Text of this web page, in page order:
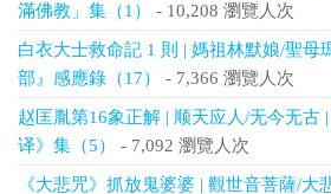
滿佛教」集（1）
- 10,208 瀏覽人次
白衣大士救命記 1 則 | 媽祖林默娘/聖母
部』感應錄（17）
- 7,366 瀏覽人次
赵匡胤第16象正解 | 顺天应人/无今无古
译》集（5）
- 7,092 瀏覽人次
《大悲咒》抓放鬼婆婆 | 觀世音菩薩/大